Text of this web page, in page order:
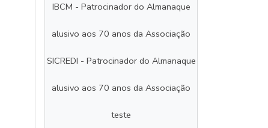
IBCM - Patrocinador do Almanaque
alusivo aos 70 anos da Associação
SICREDI - Patrocinador do Almanaque
alusivo aos 70 anos da Associação
teste